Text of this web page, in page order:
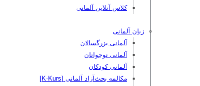
کلاس آنلاین آلمانی
زبان آلمانی
آلمانی بزرگسالان
آلمانی نوجوانان
آلمانی کودکان
مکالمه بحث‌آزاد آلمانی [K-Kurs]